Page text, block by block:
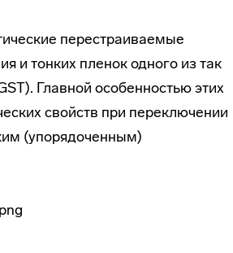
перестраиваемые
и тонких пленок одного из так
Главной особенностью этих
свойств при переключении
(упорядоченным)